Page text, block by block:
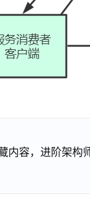
内容，进阶架构